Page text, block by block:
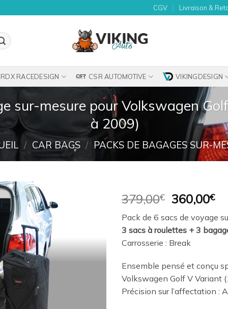
CGV Livraison &
RDX RACEDESIGN CSR AUTOMOTIVE VIKINGDESIGN
sur-mesure pour Volkswagen
à 2009)
/ CAR BAGS / PACKS DE BAGAGES SUR-
379,00€ Le
prix
initial
était :
379,00€.
360,00€Le
Pack de 6 sacs de voyage
3 sacs à roulettes + 3
Carrosserie : Break
Ensemble pensé et conçu
Volkswagen Golf V Variant
Précision sur l’affectation :